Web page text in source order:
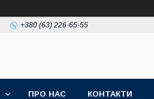
+380 (63) 226-65-55
ПРО НАС КОНТАКТИ